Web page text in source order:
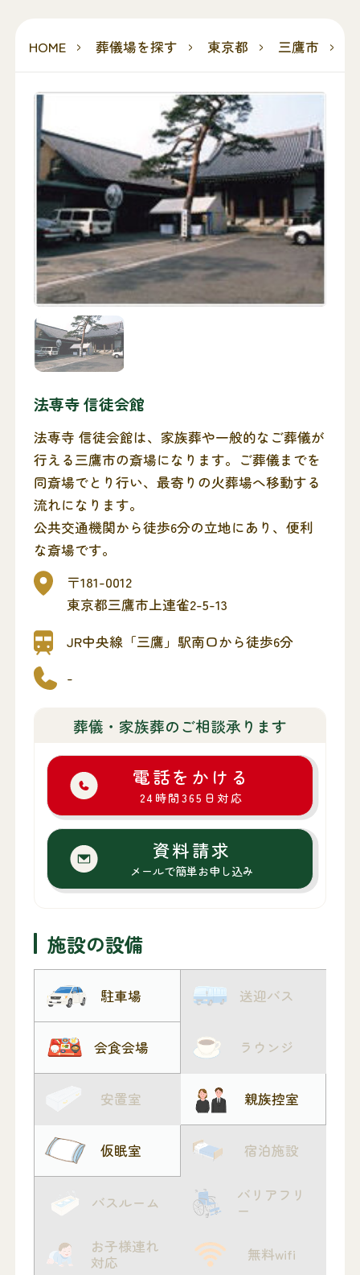
HOME 葬儀場を探す 東京都 三鷹市
法専寺 信徒会館
法専寺 信徒会館は、家族葬や一般的なご葬儀が
行える三鷹市の斎場になります。ご葬儀までを
同斎場でとり行い、最寄りの火葬場へ移動する
流れになります。
公共交通機関から徒歩6分の立地にあり、便利
な斎場です。
〒181-0012
東京都三鷹市上連雀2-5-13
JR中央線「三鷹」駅南口から徒歩6分
-
葬儀・家族葬のご相談承ります
電話をかける
24時間365日対応
資料請求
メールで簡単お申し込み
施設の設備
駐車場 送迎バス
会食会場 ラウンジ
安置室 親族控室
仮眠室 宿泊施設
バスルーム
バリアフリ
ー
お子様連れ
対応
無料wifi